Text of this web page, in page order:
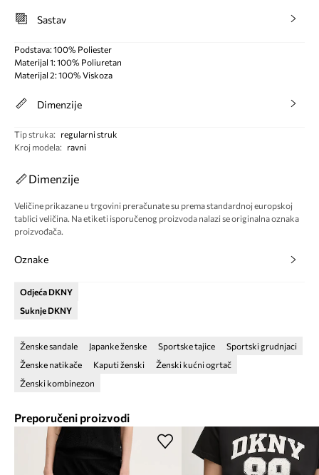
Sastav
Podstava: 100% Poliester
Materijal 1: 100% Poliuretan
Materijal 2: 100% Viskoza
Dimenzije
Tip struka:
regularni struk
Kroj modela: ravni
Dimenzije
Veličine prikazane u trgovini preračunate su prema standardnoj europskoj
tablici veličina. Na etiketi isporučenog proizvoda nalazi se originalna oznaka
proizvođača.
Oznake
Odjeća DKNY
Suknje DKNY
Ženske sandale Japanke ženske Sportske tajice
Sportski grudnjaci
Ženske natikače
Kaputi ženski
Ženski kućni ogrtač
Ženski kombinezon
Preporučeni proizvodi